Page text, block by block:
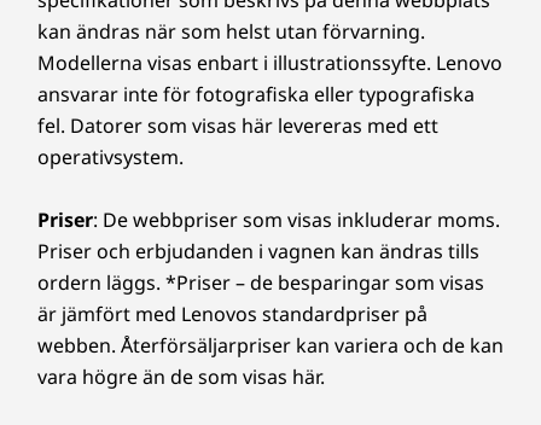
kan ändras när som helst utan förvarning.
Modellerna visas enbart i illustrationssyfte. Lenovo
ansvarar inte för fotografiska eller typografiska
fel. Datorer som visas här levereras med ett
operativsystem.
Priser: De webbpriser som visas inkluderar moms.
Priser och erbjudanden i vagnen kan ändras tills
ordern läggs. *Priser – de besparingar som visas
är jämfört med Lenovos standardpriser på
webben. Återförsäljarpriser kan variera och de kan
vara högre än de som visas här.